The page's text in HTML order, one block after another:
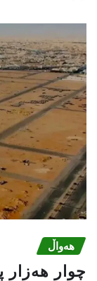
هەواڵ
چوار هەزار